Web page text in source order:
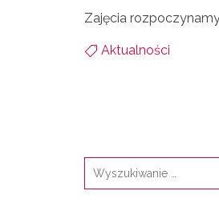
Zajęcia
 Aktualności